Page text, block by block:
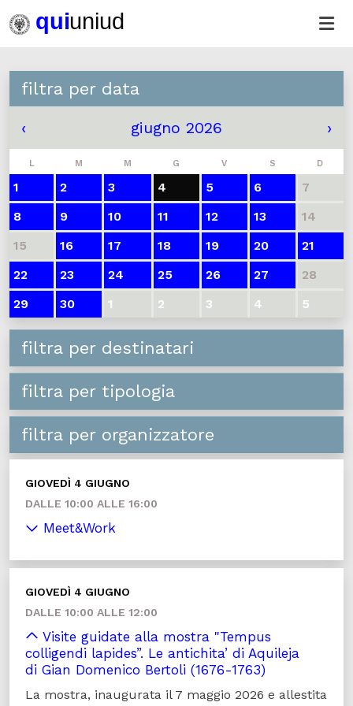
filtra per data
‹ giugno 2026 ›
L M M G V S D
1 2 3 4 5 6
7
8
9 10 11 12 13
14
15
16 17 18 19 20
21
22
23 24 25 26 27
28
29
30 1 2 3 4 5
filtra per destinatari
filtra per tipologia
filtra per organizzatore
GIOVEDÌ 4 GIUGNO
DALLE 10:00 ALLE 16:00
Meet&Work
GIOVEDÌ 4 GIUGNO
DALLE 10:00 ALLE 12:00
Visite guidate alla mostra "Tempus
colligendi lapides”. Le antichita’ di Aquileja
di Gian Domenico Bertoli (1676-1763)
La mostra, inaugurata il 7 maggio 2026 e allestita